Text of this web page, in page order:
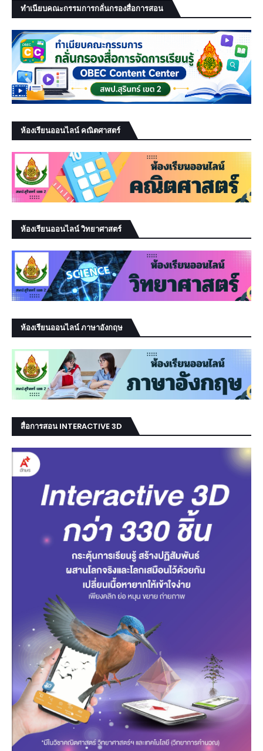
ทำเนียบคณะกรรมการกลั่นกรองสื่อการสอน
ห้องเรียนออนไลน์ คณิตศาสตร์
ห้องเรียนออนไลน์ วิทยาศาสตร์
ห้องเรียนออนไลน์ ภาษาอังกฤษ
สื่อการสอน INTERACTIVE 3D